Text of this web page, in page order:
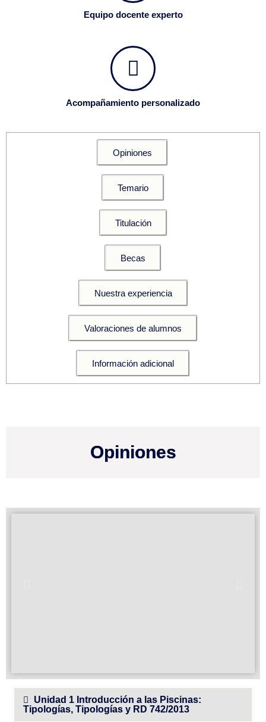
Equipo docente experto
Acompañamiento personalizado
Opiniones
Temario
Titulación
Becas
Nuestra experiencia
Valoraciones de alumnos
Información adicional
Opiniones
Unidad 1 Introducción a las Piscinas:
Tipologías, Tipologías y RD 742/2013